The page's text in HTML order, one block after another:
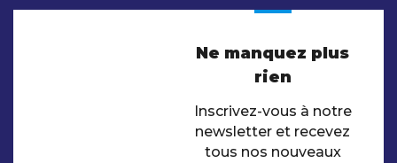
Ne manquez plus
rien
Inscrivez-vous à notre
newsletter et recevez
tous nos nouveaux